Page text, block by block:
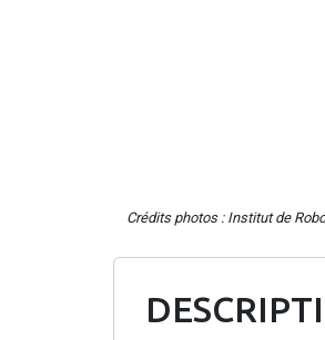
Crédits photos : Institut de